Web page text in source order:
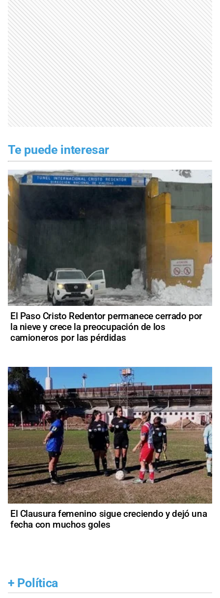
Te puede interesar
El Paso Cristo Redentor permanece cerrado por
la nieve y crece la preocupación de los
camioneros por las pérdidas
El Clausura femenino sigue creciendo y dejó una
fecha con muchos goles
+ Política